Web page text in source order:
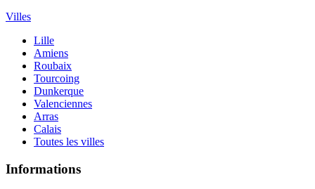
Villes
Lille
Amiens
Roubaix
Tourcoing
Dunkerque
Valenciennes
Arras
Calais
Toutes les villes
Informations